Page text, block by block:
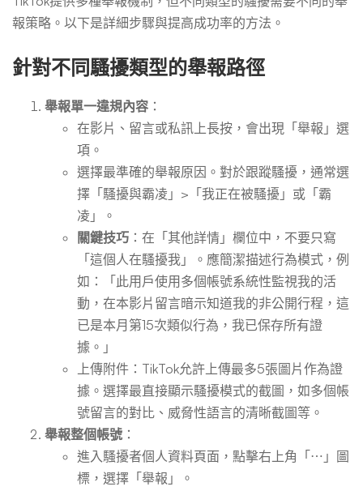
報策略。以下是詳細步驟與提高成功率的方法。
針對不同騷擾類型的舉報路徑
舉報單一違規內容 ：
在影片、留言或私訊上長按，會出現「舉報」選
項。
選擇最準確的舉報原因。對於跟蹤騷擾，通常選
擇「騷擾與霸凌」>「我正在被騷擾」或「霸
凌」。
關鍵技巧 ：在「其他詳情」欄位中，不要只寫
「這個人在騷擾我」。應簡潔描述行為模式，例
如：「此用戶使用多個帳號系統性監視我的活
動，在本影片留言暗示知道我的非公開行程，這
已是本月第15次類似行為，我已保存所有證
據。」
上傳附件：TikTok允許上傳最多5張圖片作為證
據。選擇最直接顯示騷擾模式的截圖，如多個帳
號留言的對比、威脅性語言的清晰截圖等。
舉報整個帳號 ：
進入騷擾者個人資料頁面，點擊右上角「⋯」圖
標，選擇「舉報」。